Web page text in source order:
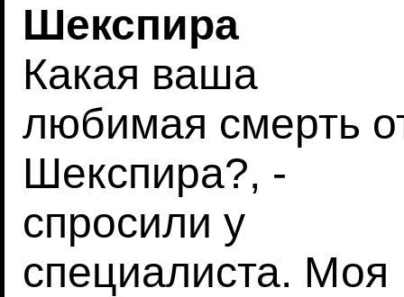
Шекспира
Какая ваша
любимая смерть
Шекспира?, -
спросили у
специалиста. Моя